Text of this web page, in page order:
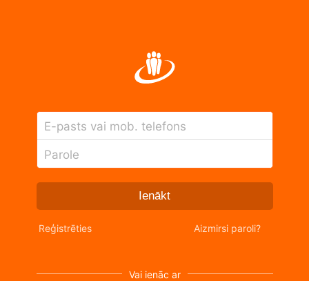
E-pasts vai mob. telefons
Parole
Ienākt
Reģistrēties Aizmirsi paroli?
Vai ienāc ar